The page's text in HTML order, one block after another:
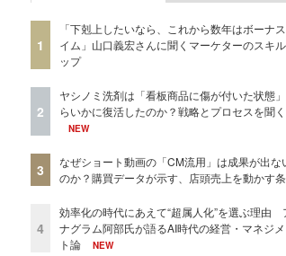
1
「下剋上したいなら、これから数年はボーナ
イム」山口義宏さんに聞くマーケターのスキ
ップ
2
ヤシノミ洗剤は「看板商品に傷が付いた状態
らいかに復活したのか？戦略とプロセスを聞く
NEW
3
なぜショート動画の「CM流用」は成果が出な
のか？購買データが示す、店頭売上を動かす
4
効率化の時代にあえて“超属人化”を選ぶ理由
ナグラム阿部氏が語るAI時代の経営・マネジ
ト論
NEW